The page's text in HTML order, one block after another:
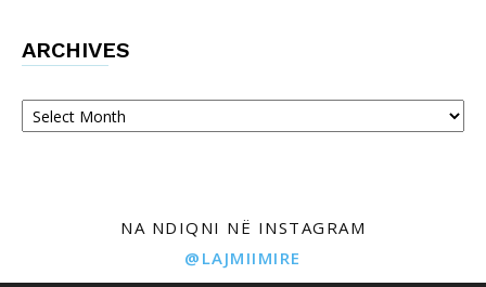
ARCHIVES
Archives
NA NDIQNI NË INSTAGRAM
@LAJMIIMIRE